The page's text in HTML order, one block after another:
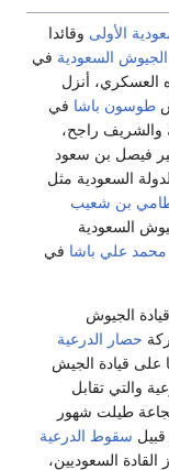
الأولىوقائدا
السعوديةفي
أنزل
باشا في
راجح،
بن سعود
السعودية مثل
بن شعيب
علي باشا في
الجيوش
الدرعية
قيادة الجيش
تقابل
طيلت شهور
سقوط الدرعية
السعوديين،